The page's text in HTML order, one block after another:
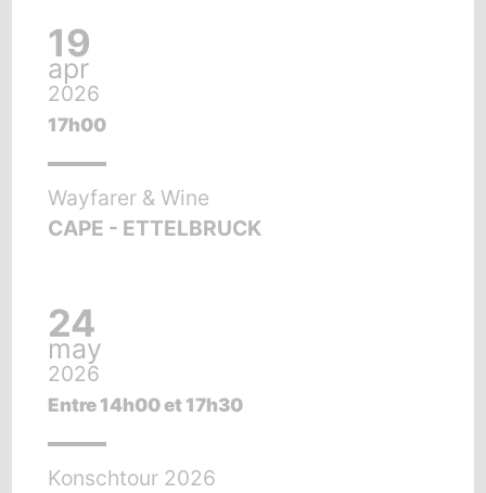
19
apr
2026
17h00
Wayfarer & Wine
CAPE - ETTELBRUCK
24
may
2026
Entre 14h00 et 17h30
Konschtour 2026